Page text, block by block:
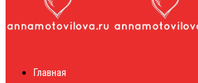
журналГлавная